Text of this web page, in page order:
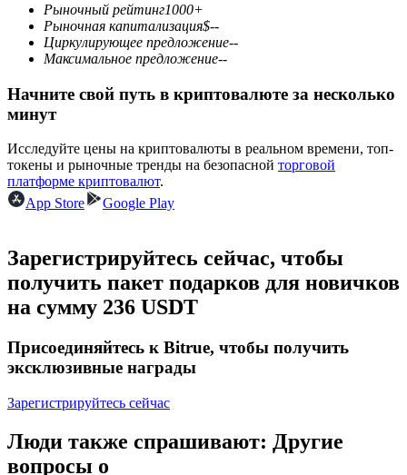
USDC фьючерсы
Фьючерсы с использованием USDC в качестве
Копирование торговли
Присоединяйтесь к лучшим трейдерам
Рыночный рейтинг1000+
Рыночная капитализация$--
Циркулирующее предложение--
Максимальное предложение--
Начните свой путь в криптовалюте за несколько
минут
Исследуйте цены на криптовалюты в реальном времени, топ-
токены и рыночные тренды на безопасной торговой
платформе криптовалют.
App Store
Google Play
Зарегистрируйтесь сейчас, чтобы
получить пакет подарков для новичков
на сумму 236 USDT
Присоединяйтесь к Bitrue, чтобы получить
эксклюзивные награды
Зарегистрируйтесь сейчас
Люди также спрашивают: Другие
вопросы о